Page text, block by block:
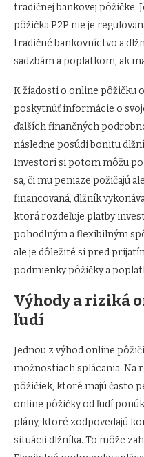
tradičnej bankovej pôžičke.
pôžička P2P nie je
tradičné bankovníctvo a
sadzbám a poplatkom, ak
K žiadosti o online pôžičku
poskytnúť informácie o
ďalších finančných
následne posúdi bonitu
Investori si potom môžu
sa, či mu peniaze požičajú
financovaná, dlžník
ktorá rozdeľuje platby
pohodlným a flexibilným
ale je dôležité si pred
podmienky pôžičky a
Výhody a riziká
ľudí
Jednou z výhod online
možnostiach splácania. Na
pôžičiek, ktoré majú často
online pôžičky od ľudí
plány, ktoré zodpovedajú
situácii dlžníka. To môže